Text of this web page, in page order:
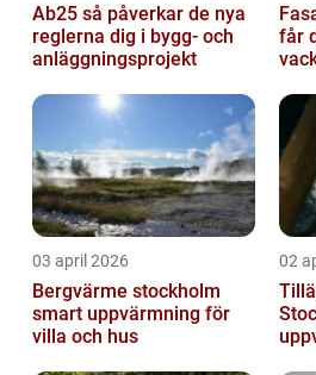
Ab25 så påverkar de nya
reglerna dig i bygg- och
anläggningsprojekt
får
03 april 2026
Bergvärme stockholm
smart uppvärmning för
villa och hus
02